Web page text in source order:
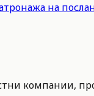
на
компании,